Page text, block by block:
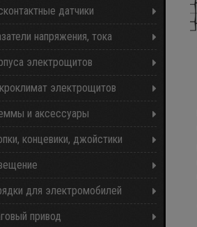
датчики
напряжения, тока
электрощитов
электрощитов
и аксессуары
концевики, джойстики
для электромобилей
привод